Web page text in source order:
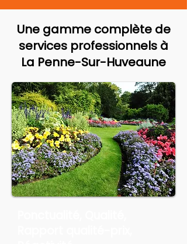
Une gamme complète de
services professionnels à
La Penne-Sur-Huveaune